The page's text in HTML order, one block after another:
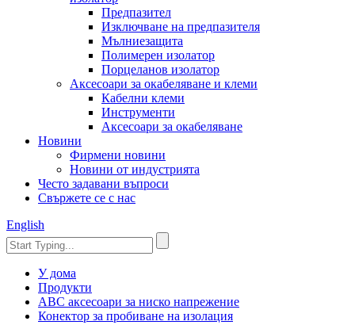
Предпазител
Изключване на предпазителя
Мълниезащита
Полимерен изолатор
Порцеланов изолатор
Аксесоари за окабеляване и клеми
Кабелни клеми
Инструменти
Аксесоари за окабеляване
Новини
Фирмени новини
Новини от индустрията
Често задавани въпроси
Свържете се с нас
English
У дома
Продукти
ABC аксесоари за ниско напрежение
Конектор за пробиване на изолация